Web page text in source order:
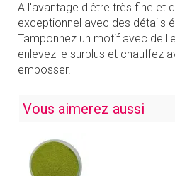
A l'avantage d'être très fine et
exceptionnel avec des détails
Tamponnez un motif avec de
enlevez le surplus et chauffez
embosser.
Vous aimerez aussi